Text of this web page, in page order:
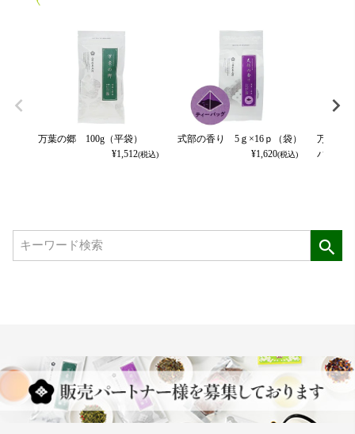
万葉の郷 100g（平袋）
¥1,512(税込)
式部の香り 5ｇ×16ｐ（袋）
¥1,620(税込)
万葉の
パック